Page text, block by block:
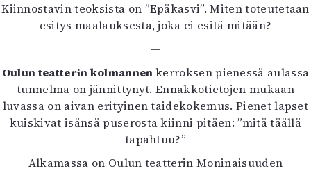
Kiinnostavin teoksista on ”Epäkasvi”. Miten toteutetaan
esitys maalauksesta, joka ei esitä mitään?
—
Oulun teatterin kolmannenkerroksen pienessä aulassa
tunnelma on jännittynyt. Ennakkotietojen mukaan
luvassa on aivan erityinen taidekokemus. Pienet lapset
kuiskivat isänsä puserosta kiinni pitäen: ”mitä täällä
tapahtuu?”
Alkamassa on Oulun teatterin Moninaisuuden